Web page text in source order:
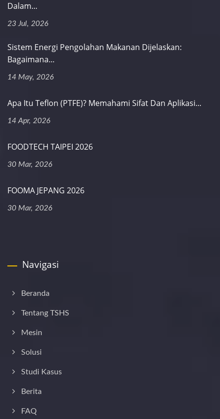
Dalam...
23 Jul, 2026
Sistem Energi Pengolahan Makanan Dijelaskan:
Bagaimana...
14 May, 2026
Apa Itu Teflon (PTFE)? Memahami Sifat Dan Aplikasi...
14 Apr, 2026
FOODTECH TAIPEI 2026
30 Mar, 2026
FOOMA JEPANG 2026
30 Mar, 2026
Navigasi
Beranda
Tentang TSHS
Mesin
Solusi
Studi Kasus
Berita
FAQ